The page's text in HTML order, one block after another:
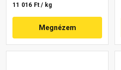
11 016 Ft / kg
Megnézem